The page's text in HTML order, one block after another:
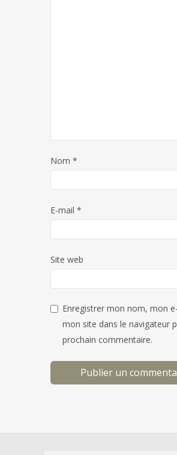
Nom *
E-mail *
Site web
Enregistrer mon nom, mon
mon site dans le navigateur
prochain commentaire.